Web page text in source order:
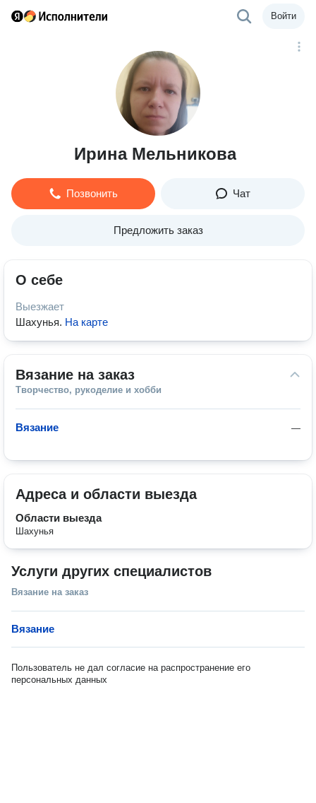
Войти
Ирина Мельникова
Позвонить Чат
Предложить заказ
О себе
Выезжает
Шахунья. На карте
Вязание на заказ
Творчество, рукоделие и хобби
—
Вязание
Адреса и области выезда
Области выезда
Шахунья
Услуги других специалистов
Вязание на заказ
Вязание
Пользователь не дал согласие на распространение его
персональных данных